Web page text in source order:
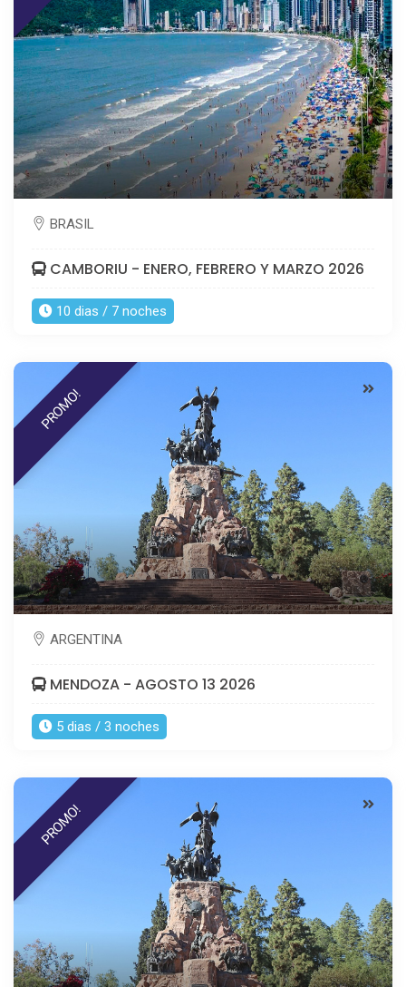
BRASIL
CAMBORIU - ENERO, FEBRERO Y MARZO 2026
10 dias / 7 noches
PROMO!
ARGENTINA
MENDOZA - AGOSTO 13 2026
5 dias / 3 noches
PROMO!